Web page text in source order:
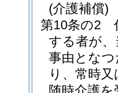
(介護補償)
第10条の2
する者が
事由とな
り、常時